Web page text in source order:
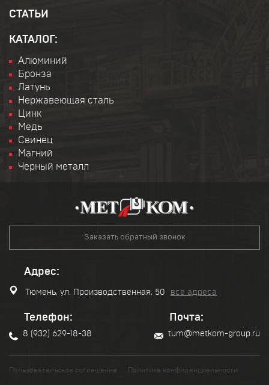
СТАТЬИ
КАТАЛОГ:
Алюминий
Бронза
Латунь
Нержавеющая сталь
Цинк
Медь
Свинец
Магний
Черный металл
Заказать обратный звонок
Адрес:
Тюмень, ул. Производственная, 50 все адреса
Телефон:
8 (932) 629-18-38
Почта:
tum@metkom-group.ru
Пользовательское соглашение Политика конфиденциальности